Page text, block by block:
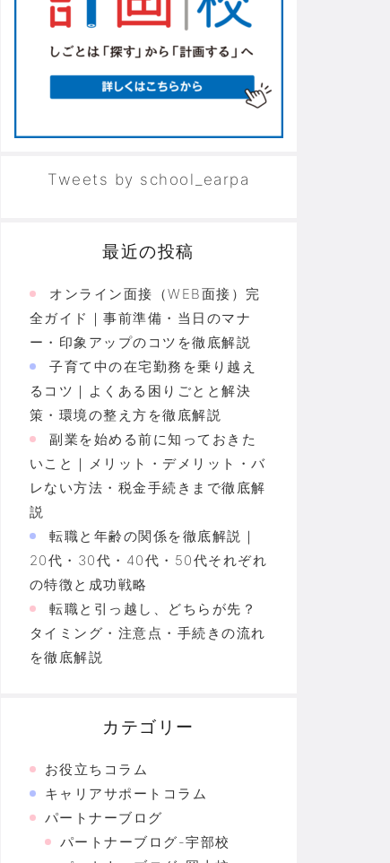
Tweets by school_earpa
最近の投稿
オンライン面接（WEB面接）完
全ガイド｜事前準備・当日のマナ
ー・印象アップのコツを徹底解説
子育て中の在宅勤務を乗り越え
るコツ｜よくある困りごとと解決
策・環境の整え方を徹底解説
副業を始める前に知っておきた
いこと｜メリット・デメリット・バ
レない方法・税金手続きまで徹底解
説
転職と年齢の関係を徹底解説｜
20代・30代・40代・50代それぞれ
の特徴と成功戦略
転職と引っ越し、どちらが先？
タイミング・注意点・手続きの流れ
を徹底解説
カテゴリー
お役立ちコラム
キャリアサポートコラム
パートナーブログ
パートナーブログ-宇部校